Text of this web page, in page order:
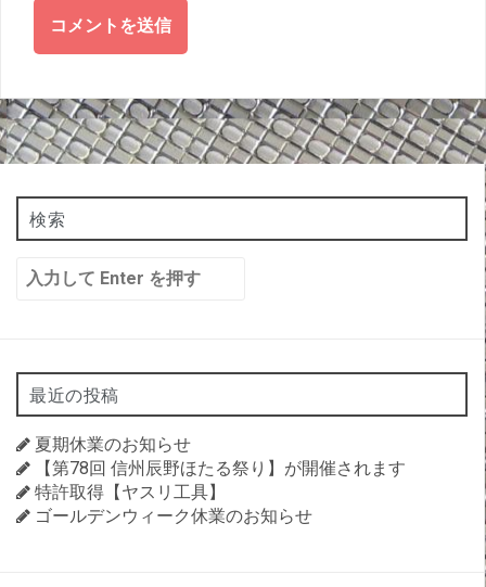
検索
検
索:
最近の投稿
夏期休業のお知らせ
【第78回 信州辰野ほたる祭り】が開催されます
特許取得【ヤスリ工具】
ゴールデンウィーク休業のお知らせ